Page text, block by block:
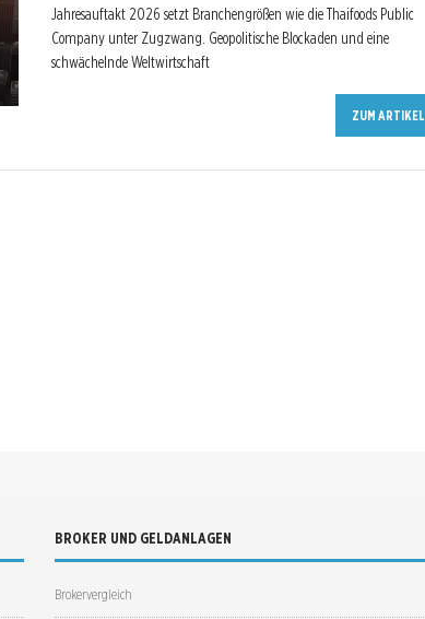
Jahresauftakt 2026 setzt Branchengrößen wie die Thaifoods Public
Company unter Zugzwang. Geopolitische Blockaden und eine
schwächelnde Weltwirtschaft
ZUM ARTIKEL
BROKER UND GELDANLAGEN
Brokervergleich